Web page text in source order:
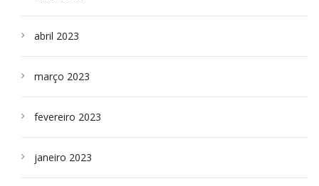
abril 2023
março 2023
fevereiro 2023
janeiro 2023